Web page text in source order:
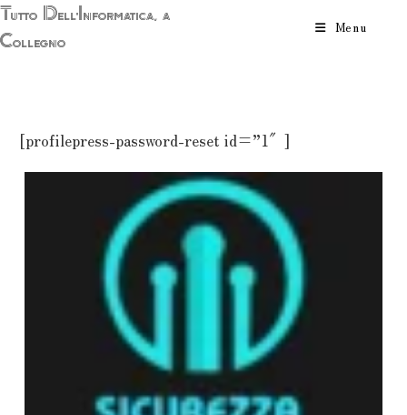
Salta
al
Tutto Dell'Informatica, a
Collegno
Menu
[profilepress-password-reset id=”1″]